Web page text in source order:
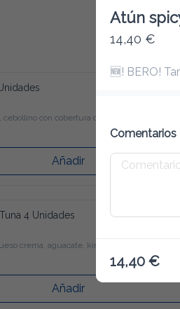
con cobertura de salmón
Añadir
4 Unidades
crema, aguacate, kimchee y
Añadir
Atún
14,40 €
🆕! BERO!
Comentarios
14,40 €